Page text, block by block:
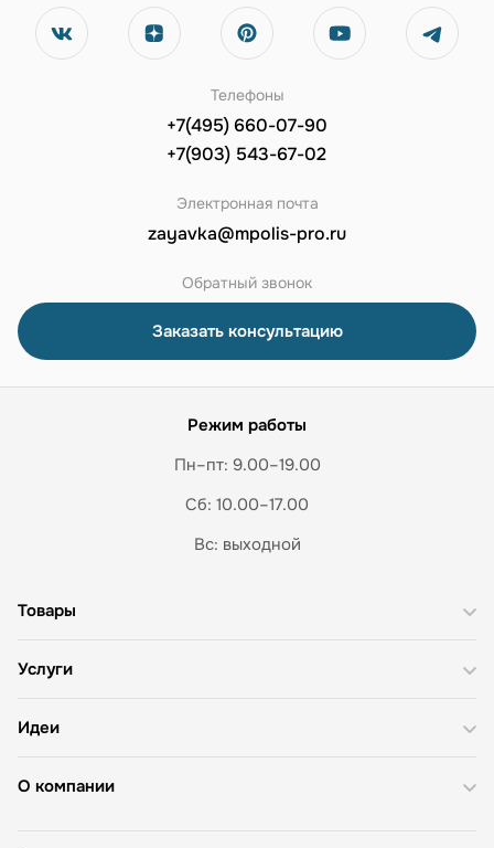
Телефоны
+7(495) 660-07-90
+7(903) 543-67-02
Электронная почта
zayavka@mpolis-pro.ru
Обратный звонок
Заказать консультацию
Режим работы
Пн–пт: 9.00–19.00
Сб: 10.00–17.00
Вс: выходной
О компании
Товары
Услуги
Идеи